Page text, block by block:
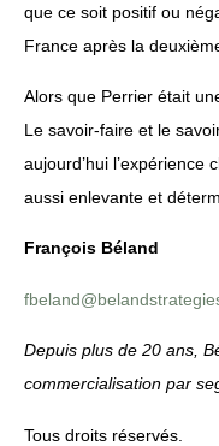
que ce soit positif ou
France après la
Alors que Perrier était
Le savoir-faire et le
aujourd’hui
aussi enlevante et
François Béland
Depuis plus de 20 ans,
commercialisation par
Tous droits réservés.